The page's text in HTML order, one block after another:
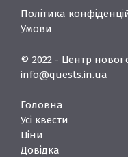
Політика
Умови
© 2022 - Центр нової
info@quests.in.ua
Головна
Усі квести
Ціни
Довідка